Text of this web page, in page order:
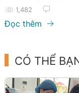
hiểm...
1,482
Đọc thêm
CÓ THỂ